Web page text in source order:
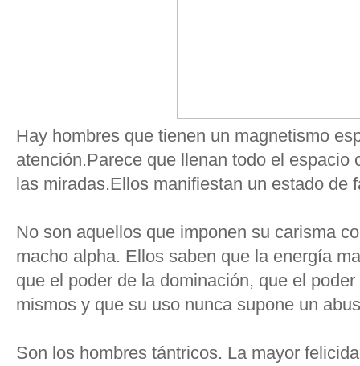
Hay hombres que tienen un magnetismo
atención.Parece que llenan todo el espacio
las miradas.Ellos manifiestan un estado de
No son aquellos que imponen su carisma
macho alpha. Ellos saben que la energía
que el poder de la dominación, que el
mismos y que su uso nunca supone un
Son los hombres tántricos. La mayor